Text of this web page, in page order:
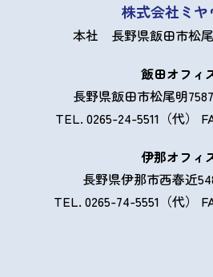
株式会社ミヤ
本社 長野県飯田市松
飯田オフィ
長野県飯田市松尾明
TEL. 0265-24-5511（代）
伊那オフィ
長野県伊那市西春近
TEL. 0265-74-5551（代）